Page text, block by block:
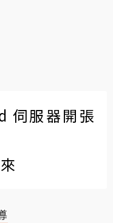
伺服器開張